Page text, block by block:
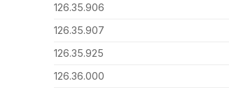
126.35.906
126.35.907
126.35.925
126.36.000